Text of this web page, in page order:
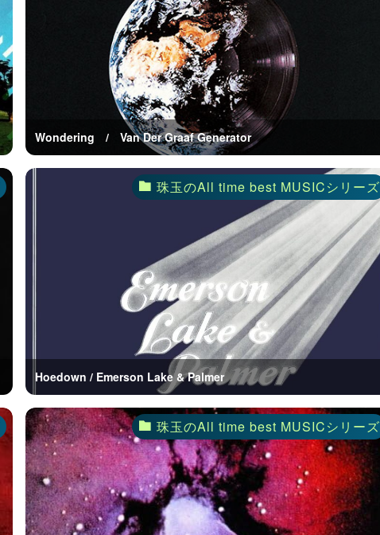
Wondering / Van Der Graaf Generator
珠玉のAll time best MUSICシリーズ
Hoedown / Emerson Lake & Palmer
珠玉のAll time best MUSICシリーズ